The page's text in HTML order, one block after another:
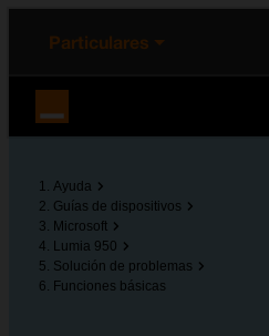
principal
la página
Particulares
Ayuda
Guías de dispositivos
Microsoft
Lumia 950
Solución de problemas
Funciones básicas